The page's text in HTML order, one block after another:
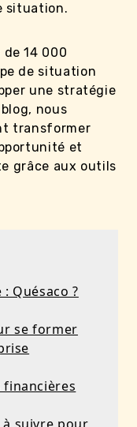
situation.
14 000
de situation
une stratégie
nous
transformer
et
grâce aux outils
Quésaco ?
se former
financières